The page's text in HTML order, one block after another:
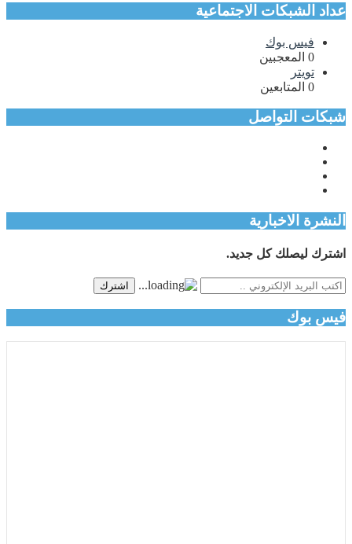
عداد الشبكات الاجتماعية
فيس بوك
0 المعجبين
تويتر
0 المتابعين
شبكات التواصل
النشرة الاخبارية
اشترك ليصلك كل جديد.
اشترك
فيس بوك